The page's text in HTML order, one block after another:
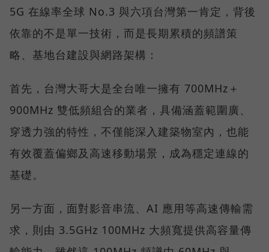
5G 在線率全球 No.3 與六項台灣第一肯定，背後
依靠的不是單一技術，而是長期累積的頻譜策
略、基地台建設與網路架構：
首先，台灣大哥大是全台唯一擁有 700MHz＋
900MHz 雙低頻組合的業者，具備涵蓋範圍廣、
穿透力強的特性，不僅能深入建築物室內，也能
有效覆蓋偏鄉及高速移動場景，成為穩定連線的
基礎。
另一方面，面對影音串流、AI 應用等高速傳輸需
求，則由 3.5GHz 100MHz 大頻寬提供高容量傳